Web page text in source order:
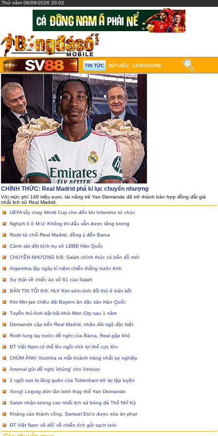
Thứ năm 06/08/2026 20:02
TIN TỨC DỮ LIỆU LIVESCORE
CHÍNH THỨC: Real Madrid phá kỉ lục chuyển nhượng
Với mức phí 140 triệu euro, tài năng trẻ Yan Diomande đã trở thành bản hợp đồng đắt giá
nhất lịch sử Real Madrid.
UEFA tẩy chay World Cup cho đến khi Infantino từ chức
Nghịch lí ở M.U: Không thi đấu vẫn được tăng lương
Rodri từ chối Real Madrid, đồng ý đến Barca
Cảnh sát đột kích trụ sở LĐBĐ Hàn Quốc
CHUYỂN NHƯỢNG 6/8: Salah chính thức có bến đỗ mới
Argentina lập ngày kỉ niệm chiến thắng trước Anh
Sự thật về chiếc áo số 61 của Salah
BẢN TIN TỐI 6/8: HLV Kim sớm tính đối thủ ở bán kết
Kim Min-jae chiêu đãi Bayern ăn đặc sản Hàn Quốc
Tuyển thủ Anh bật bãi khỏi Man City sau 1 năm
Diomande cập bến Real Madrid, nhận đãi ngộ đặc biệt
Rodri lung lay trước đề nghị của Barca, Real gặp khó
ĐT Việt Nam có thể lên ngôi nhờ lợi thế cực lớn
CHÙM ẢNH: Vozinha ra mắt hoành tráng nhất sự nghiệp
Arsenal gửi đề nghị ‘khủng’ cho Vinicius
2 ngôi sao bị lãng quên của Tottenham trở lại tập luyện
Xong! Leipzig đón tân binh thay thế Yan Diomande
Salah nhận lương cao nhất lịch sử bóng đá Thổ Nhĩ Kỳ
Kháng cáo thành công, Samuel Eto’o được xóa án phạt
ĐT Việt Nam ‘vô đối’ về chiến tích giữ sạch lưới